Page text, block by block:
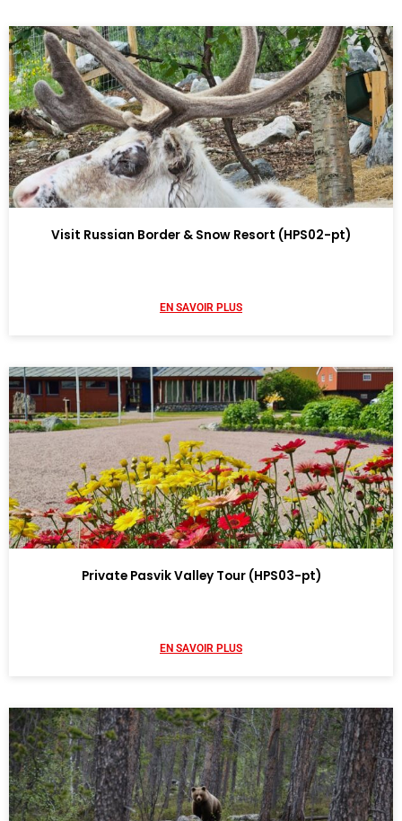
Visit Russian Border & Snow Resort (HPS02-pt)
EN SAVOIR PLUS
Private Pasvik Valley Tour (HPS03-pt)
EN SAVOIR PLUS
PagePage